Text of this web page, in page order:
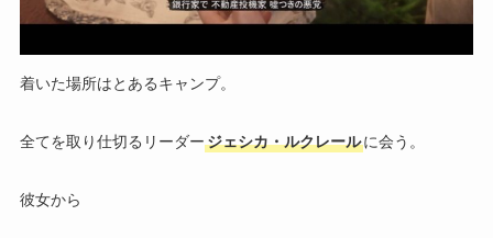
着いた場所はとあるキャンプ。
全てを取り仕切るリーダージェシカ・ルクレールに会う。
彼女から